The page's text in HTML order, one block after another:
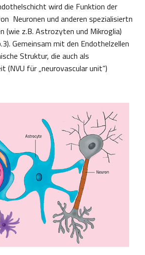
wird die Funktion der
Neuronen und anderen spezialisiertn
(wie z.B. Astrozyten und Mikroglia)
Gemeinsam mit den Endothelzellen
Struktur, die auch als
(NVU für „neurovascular unit“)